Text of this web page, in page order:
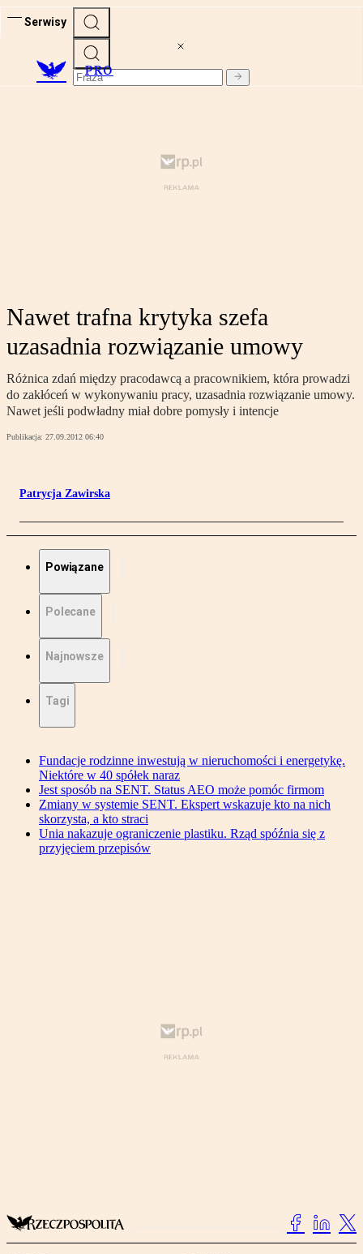
Serwisy
PRO
Nawet trafna krytyka szefa
uzasadnia rozwiązanie umowy
Różnica zdań między pracodawcą a pracownikiem, która prowadzi
do zakłóceń w wykonywaniu pracy, uzasadnia rozwiązanie umowy.
Nawet jeśli podwładny miał dobre pomysły i intencje
Publikacja: 27.09.2012 06:40
Patrycja Zawirska
Powiązane
Polecane
Najnowsze
Tagi
Fundacje rodzinne inwestują w nieruchomości i energetykę.
Niektóre w 40 spółek naraz
Jest sposób na SENT. Status AEO może pomóc firmom
Zmiany w systemie SENT. Ekspert wskazuje kto na nich
skorzysta, a kto straci
Unia nakazuje ograniczenie plastiku. Rząd spóźnia się z
przyjęciem przepisów